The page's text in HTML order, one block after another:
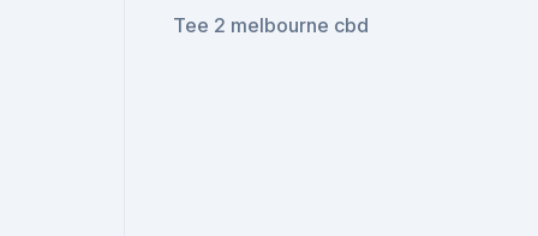
Tee 2 melbourne cbd